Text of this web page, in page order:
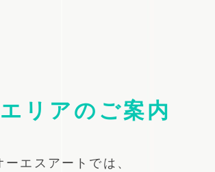
リアのご案内
ーエスアートでは、